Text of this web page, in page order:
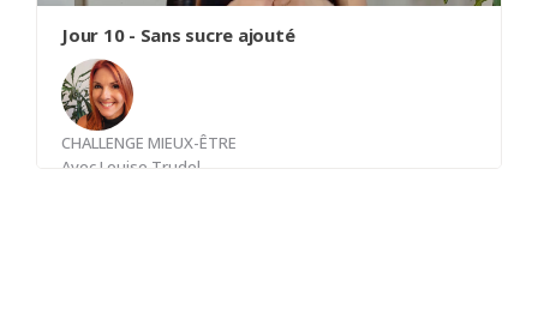
Jour 10 - Sans sucre ajouté
CHALLENGE MIEUX-ÊTRE
AvecLouise Trudel